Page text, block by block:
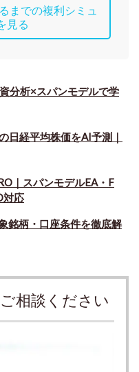
までの複利シミュ
見る
分析×スパンモデルで学
日経平均株価をAI予測｜
｜スパンモデルEA・F
対応
銘柄・口座条件を徹底解
相談ください